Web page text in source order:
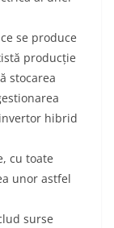
se produce
producție
stocarea
hibrid
cu toate
unor astfel
surse